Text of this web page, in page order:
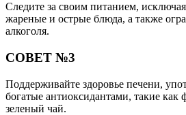
Следите за своим питанием,
жареные и острые блюда, а также
алкоголя.
СОВЕТ №3
Поддерживайте здоровье печени,
богатые антиоксидантами, такие
зеленый чай.